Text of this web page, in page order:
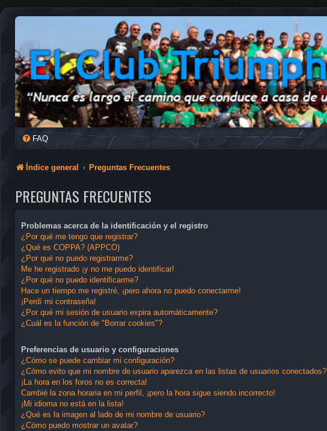
FAQ
Índice general Preguntas Frecuentes
PREGUNTAS FRECUENTES
Problemas acerca de la identificación y el registro
¿Por qué me tengo que registrar?
¿Qué es COPPA? (APPCO)
¿Por qué no puedo registrarme?
Me he registrado ¡y no me puedo identificar!
¿Por qué no puedo identificarme?
Hace un tiempo me registré, ¡pero ahora no puedo conectarme!
¡Perdí mi contraseña!
¿Por qué mi sesión de usuario expira automáticamente?
¿Cuál es la función de "Borrar cookies"?
Preferencias de usuario y configuraciones
¿Cómo se puede cambiar mi configuración?
¿Cómo evito que mi nombre de usuario aparezca en las listas de usuarios conectados?
¡La hora en los foros no es correcta!
Cambié la zona horaria en mi perfil, ¡pero la hora sigue siendo incorrecto!
¡Mi idioma no está en la lista!
¿Qué es la imagen al lado de mi nombre de usuario?
¿Cómo puedo mostrar un avatar?